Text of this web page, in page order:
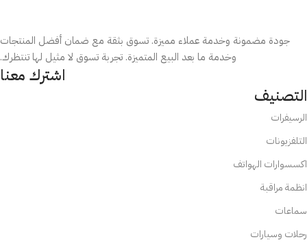
جودة مضمونة وخدمة عملاء مميزة. تسوق بثقة مع ضمان أفضل المنتجات
وخدمة ما بعد البيع المتميزة. تجربة تسوق لا مثيل لها تنتظرك.
اشترك معنا
التصنيف
الرسيفرات
التلفزيونات
اكسسوارات الهواتف
انظمة مراقبة
سماعات
رحلات وسيارات